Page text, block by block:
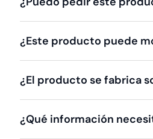
¿Este producto puede
¿El producto se fabrica
¿Qué información